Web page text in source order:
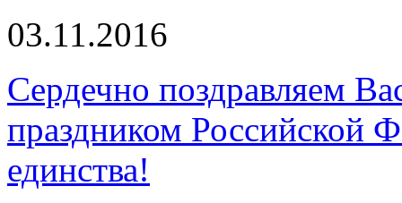
03.11.2016
Сердечно поздравляем
праздником Российской
единства!